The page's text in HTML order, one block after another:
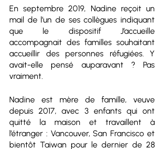
En septembre 2019, Nadine reçoit un
mail de l’un de ses collègues indiquant
que le dispositif J’accueille
accompagnait des familles souhaitant
accueillir des personnes réfugiées. Y
avait-elle pensé auparavant ? Pas
vraiment.
Nadine est mère de famille, veuve
depuis 2017, avec 3 enfants qui ont
quitté la maison et travaillent à
l’étranger : Vancouver, San Francisco et
bientôt Taiwan pour le dernier de 28